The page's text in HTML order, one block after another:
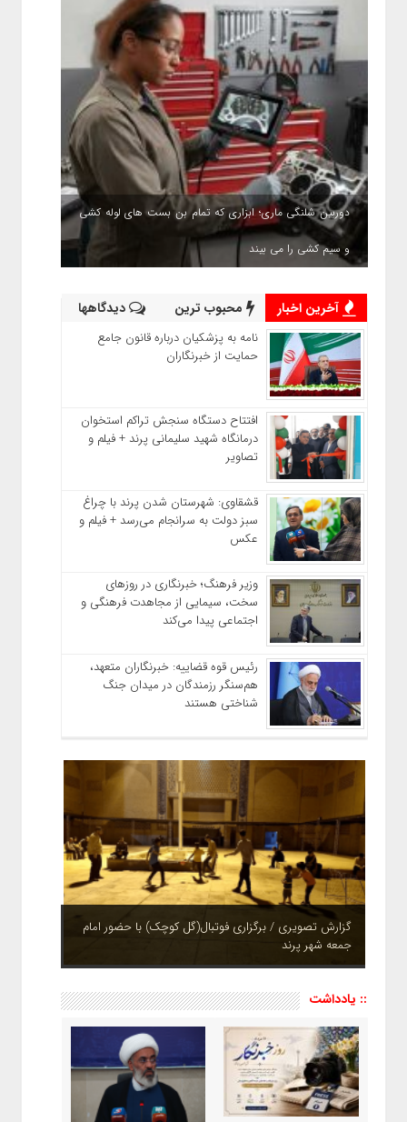
دوربین شلنگی ماری؛ ابزاری که تمام بن بست های لوله کشی
و سیم کشی را می بیند
آخرین اخبار محبوب ترین دیدگاهها
نامه به پزشکیان درباره قانون جامع
حمایت از خبرنگاران
افتتاح دستگاه سنجش تراکم استخوان
درمانگاه شهید سلیمانی پرند + فیلم و
تصاویر
قشقاوی: شهرستان شدن پرند با چراغ
سبز دولت به سرانجام می‌رسد + فیلم و
عکس
وزیر فرهنگ؛ خبرنگاری در روزهای
سخت، سیمایی از مجاهدت فرهنگی و
اجتماعی پیدا می‌کند
رئیس قوه قضاییه: خبرنگاران متعهد،
هم‌سنگر رزمندگان در میدان جنگ
شناختی هستند
گزارش تصویری / برگزاری فوتبال(گل کوچک) با حضور امام
جمعه شهر پرند
چشم نوازی بوستان های شهر پرند در فصل بهار + تصاویر
:: یادداشت